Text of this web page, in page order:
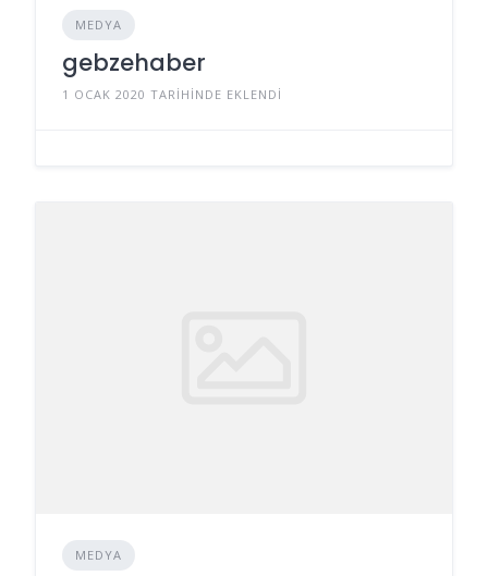
MEDYA
gebzehaber
1 OCAK 2020 TARIHINDE EKLENDI
MEDYA